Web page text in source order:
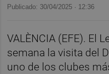
Publicado: 30/04/2025 · 12:36
VALÈNCIA (EFE). El
semana la visita del
uno de los clubes